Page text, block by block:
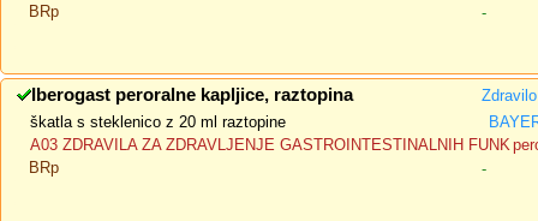
BRp
-
Iberogast peroralne kapljice, raztopina
škatla s steklenico z 20 ml raztopine
A03 ZDRAVILA ZA ZDRAVLJENJE GASTROINTESTINALNIH FUNK
BRp
-